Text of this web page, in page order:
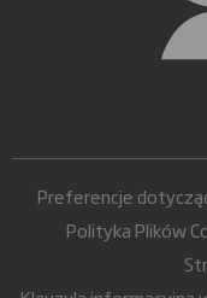
Preferencje
Polityka Plików